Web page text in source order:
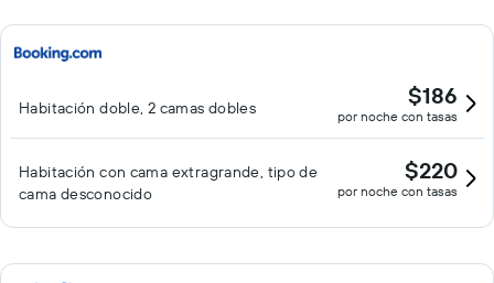
Habitación doble, 2 camas dobles $186
por noche con tasas
Habitación con cama extragrande, tipo de
cama desconocido
$220
por noche con tasas